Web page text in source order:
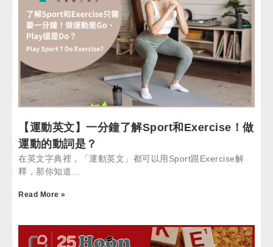
【運動英文】一分鐘了解Sport和Exercise！做
運動的動詞是？
在英文字典裡，「運動英文」都可以用Sport跟Exercise解
釋，那你知道…
Read More »